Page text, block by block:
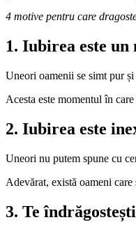
4 motive pentru care
1. Iubirea este un
Uneori oamenii se simt pur
Acesta este momentul în
2. Iubirea este
Uneori nu putem spune cu
Adevărat, există oameni
3. Te îndrăgostești